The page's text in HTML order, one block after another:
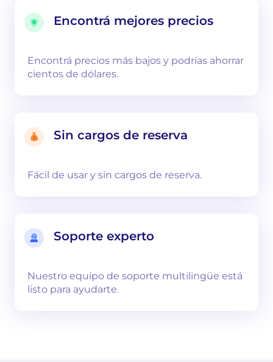
Encontrá mejores precios
Encontrá precios más bajos y podrías ahorrar
cientos de dólares.
Sin cargos de reserva
Fácil de usar y sin cargos de reserva.
Soporte experto
Nuestro equipo de soporte multilingüe está
listo para ayudarte.